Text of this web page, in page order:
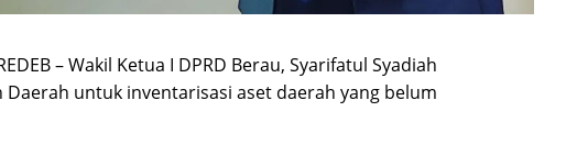
– Wakil Ketua I DPRD Berau, Syarifatul Syadiah
untuk inventarisasi aset daerah yang belum